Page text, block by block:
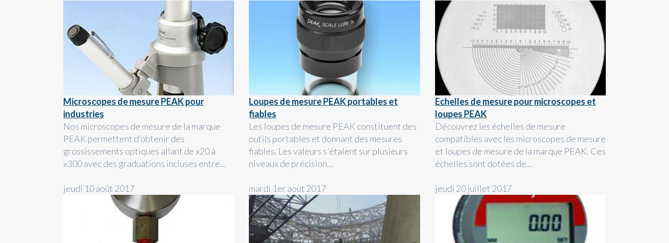
Microscopes de mesure PEAK pour
industries
Nos microscopes de mesure de la marque
PEAK permettent d’obtenir des
grossissements optiques allant de x20 à
x300 avec des graduations incluses entre...
jeudi 10 août 2017
Loupes de mesure PEAK portables et
fiables
Les loupes de mesure PEAK constituent des
outils portables et donnant des mesures
fiables. Les valeurs s'étalent sur plusieurs
niveaux de précision...
mardi 1er août 2017
Echelles de mesure pour microscopes et
loupes PEAK
Découvrez les échelles de mesure
compatibles avec les microscopes de mesure
et loupes de mesure de la marque PEAK. Ces
échelles sont dotées de...
jeudi 20 juillet 2017